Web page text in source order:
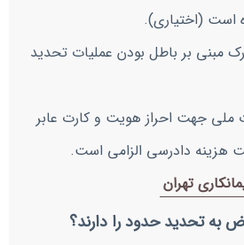
است (اختیاری).
مبنی بر باطل بودن عملیات تحدید
ملی جهت احراز هویت و کارت عابر
هزینه دادرسی الزامی است.
تهران
به تحدید حدود را دارند؟